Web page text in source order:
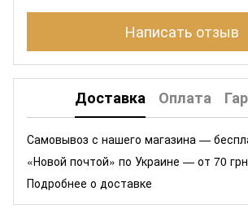
Написать отзыв
Доставка Оплата
Самовывоз с нашего магазина —
«Новой почтой» по Украине — от 70
Подробнее о доставке